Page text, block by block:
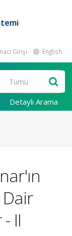
Girişi English
Detaylı Arama
II